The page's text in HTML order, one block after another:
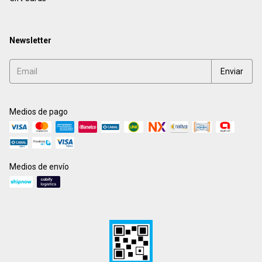
Newsletter
Medios de pago
Medios de envío